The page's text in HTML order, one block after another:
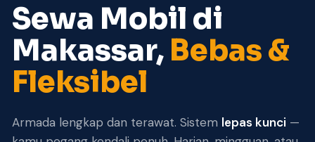
Sewa Mobil di
Makassar, Bebas &
Fleksibel
Armada lengkap dan terawat. Sistem lepas kunci —